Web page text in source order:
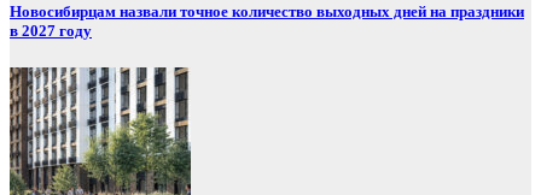
Новосибирцам назвали точное количество выходных дней на праздники
в 2027 году